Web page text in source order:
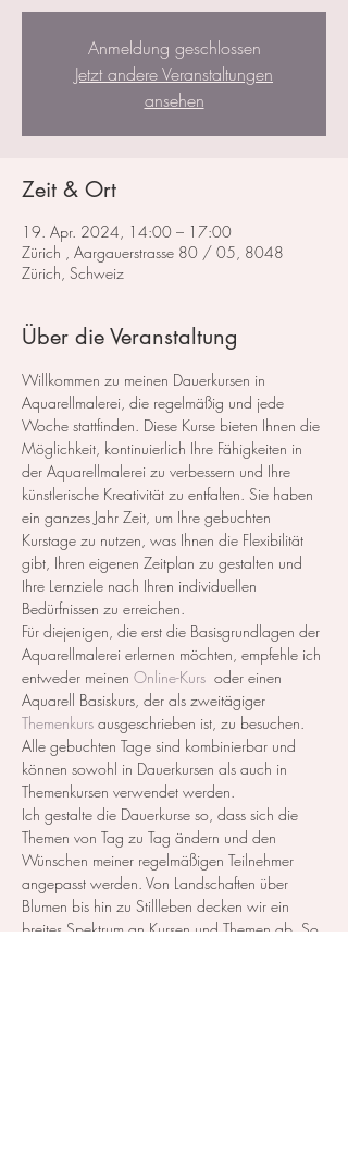
Anmeldung geschlossen
Jetzt andere Veranstaltungen
ansehen
Zeit & Ort
19. Apr. 2024, 14:00 – 17:00
Zürich , Aargauerstrasse 80 / 05, 8048
Zürich, Schweiz
Über die Veranstaltung
Willkommen zu meinen Dauerkursen in
Aquarellmalerei, die regelmäßig und jede
Woche stattfinden. Diese Kurse bieten Ihnen die
Möglichkeit, kontinuierlich Ihre Fähigkeiten in
der Aquarellmalerei zu verbessern und Ihre
künstlerische Kreativität zu entfalten. Sie haben
ein ganzes Jahr Zeit, um Ihre gebuchten
Kurstage zu nutzen, was Ihnen die Flexibilität
gibt, Ihren eigenen Zeitplan zu gestalten und
Ihre Lernziele nach Ihren individuellen
Bedürfnissen zu erreichen.
Für diejenigen, die erst die Basisgrundlagen der
Aquarellmalerei erlernen möchten, empfehle ich
entweder meinen Online-Kurs oder einen
Aquarell Basiskurs, der als zweitägiger
Themenkurs ausgeschrieben ist, zu besuchen.
Alle gebuchten Tage sind kombinierbar und
können sowohl in Dauerkursen als auch in
Themenkursen verwendet werden.
Ich gestalte die Dauerkurse so, dass sich die
Themen von Tag zu Tag ändern und den
Wünschen meiner regelmäßigen Teilnehmer
angepasst werden. Von Landschaften über
Blumen bis hin zu Stillleben decken wir ein
breites Spektrum an Kursen und Themen ab. So